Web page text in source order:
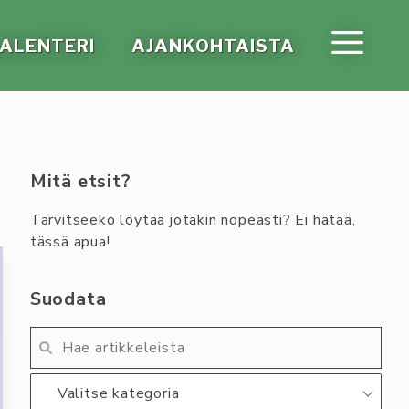
AJAN­KOH­TAIS­TA
Mitä etsit?
Tarvitseeko löytää jotakin nopeasti? Ei hätää,
tässä apua!
Suodata
Valitse kategoria